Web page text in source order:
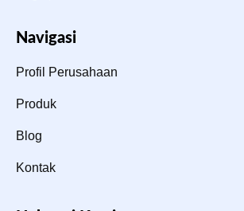
Navigasi
Profil Perusahaan
Produk
Blog
Kontak